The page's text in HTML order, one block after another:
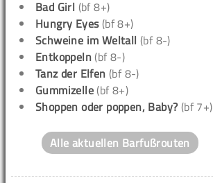
Bad Girl (bf 8+)
Hungry Eyes(bf 8+)
Schweine im Weltall (bf 8-)
Entkoppeln (bf 8-)
Tanz der Elfen (bf 8-)
Gummizelle (bf 8+)
Shoppen oder poppen, Baby? (bf 7+)
Alle aktuellen Barfußrouten